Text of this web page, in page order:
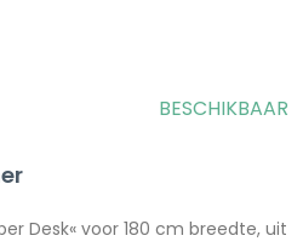
BESCHIKBAAR
Desk« voor 180 cm breedte, uit